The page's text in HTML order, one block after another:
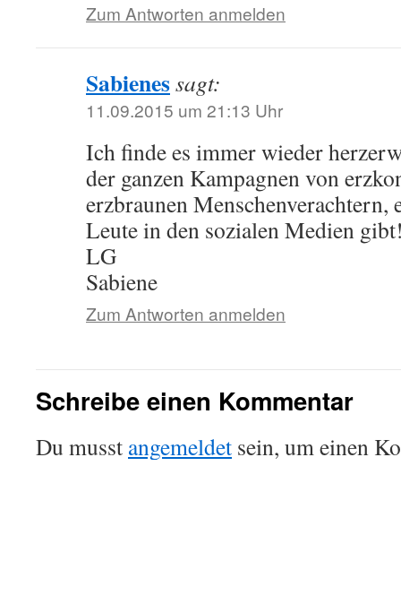
Zum Antworten anmelden
Sabienessagt:
11.09.2015 um 21:13 Uhr
Ich finde es immer wieder
der ganzen Kampagnen von
erzbraunen Menschenverachtern,
Leute in den sozialen Medien
LG
Sabiene
Zum Antworten anmelden
Schreibe einen Kommentar
Du musst angemeldet sein, um einen